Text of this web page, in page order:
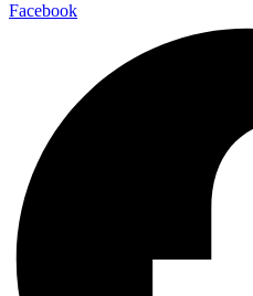
Facebook